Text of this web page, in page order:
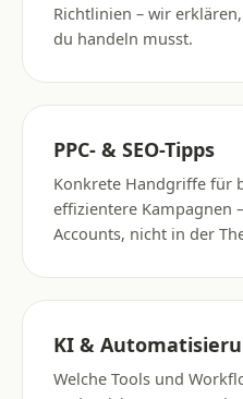
Richtlinien – wir
du handeln musst.
PPC- & SEO-Tipps
Konkrete Handgriffe für
effizientere Kampagnen
Accounts, nicht in der
KI &
Welche Tools und